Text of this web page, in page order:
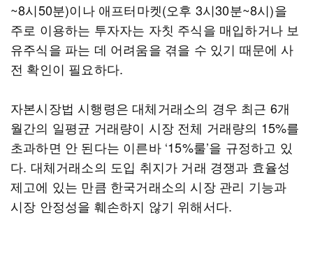
~8시50분)이나 애프터마켓(오후 3시30분~8시)을
주로 이용하는 투자자는 자칫 주식을 매입하거나 보
유주식을 파는 데 어려움을 겪을 수 있기 때문에 사
전 확인이 필요하다.
자본시장법 시행령은 대체거래소의 경우 최근 6개
월간의 일평균 거래량이 시장 전체 거래량의 15%를
초과하면 안 된다는 이른바 ‘15%룰’을 규정하고 있
다. 대체거래소의 도입 취지가 거래 경쟁과 효율성
제고에 있는 만큼 한국거래소의 시장 관리 기능과
시장 안정성을 훼손하지 않기 위해서다.